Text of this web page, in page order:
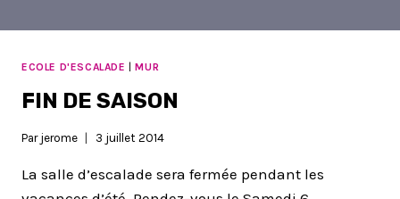
ECOLE D'ESCALADE |MUR
FIN DE SAISON
Par jerome 3 juillet 2014
La salle d’escalade sera fermée pendant les